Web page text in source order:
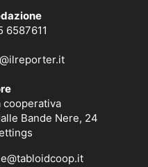
6587611
cooperativa
Bande Nere, 24